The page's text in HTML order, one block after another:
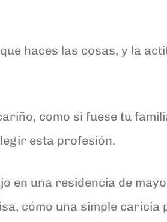
haces las cosas, y la
como si fuese tu
esta profesión.
en una residencia de
cómo una simple caricia